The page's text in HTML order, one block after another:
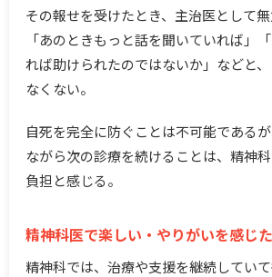
その報せを受けたとき、主治医として無
「あのときもっと話を聞いていれば」
れば助けられたのではないか」などと
なくない。
自死を完全に防ぐことは不可能である
ながら次の診療を続けることは、精神
負担と感じる。
精神科医で楽しい・やりがいを感じ
精神科では、治療や支援を継続してい